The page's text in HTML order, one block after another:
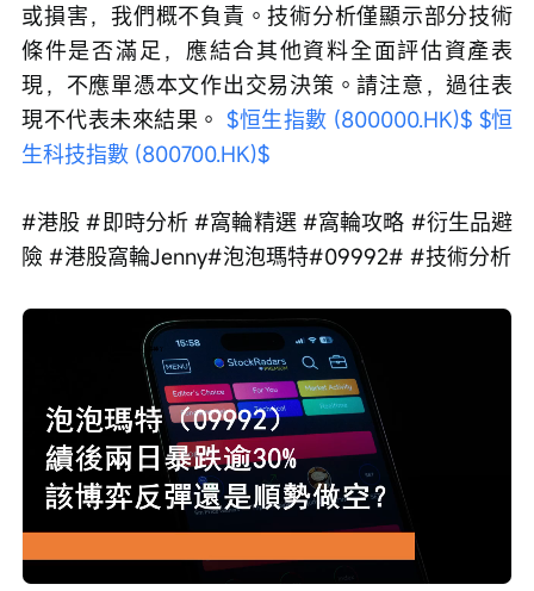
或損害，我們概不負責。技術分析僅顯示部分技術
條件是否滿足，應結合其他資料全面評估資產表
現，不應單憑本文作出交易決策。請注意，過往表
現不代表未來結果。 $恒生指數 (800000.HK)$ $恒
生科技指數 (800700.HK)$
#港股 #即時分析 #窩輪精選 #窩輪攻略 #衍生品避
險 #港股窩輪Jenny#泡泡瑪特#09992# #技術分析
消 /
0%
0%
放